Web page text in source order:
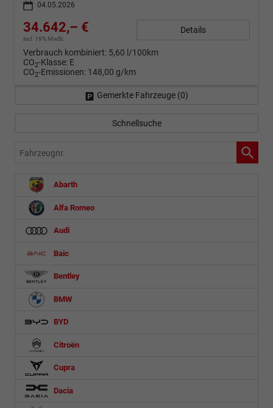
04.05.2026
34.642,– €
incl. 19% MwSt.
Details
Verbrauch kombiniert: 5,60 l/100km
CO2-Klasse: E
CO2-Emissionen: 148,00 g/km
Gemerkte Fahrzeuge (0)
Schnellsuche
Fahrzeugnr.
Abarth
Alfa Romeo
Audi
Baic
Bentley
BMW
BYD
Citroën
Cupra
Dacia